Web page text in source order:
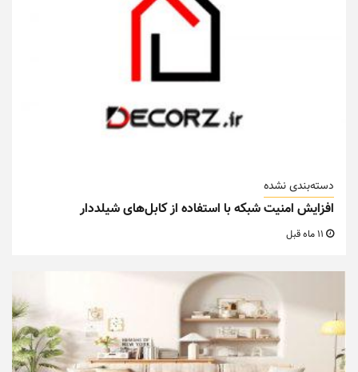
دسته‌بندی نشده
افزایش امنیت شبکه با استفاده از کابل‌های شیلددار